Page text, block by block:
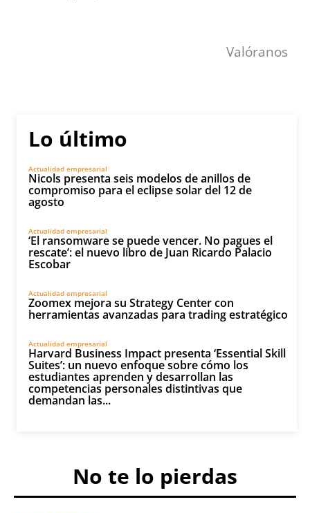
Valóranos
Lo último
Actualidad empresarial
Nicols presenta seis modelos de anillos de
compromiso para el eclipse solar del 12 de
agosto
Actualidad empresarial
‘El ransomware se puede vencer. No pagues el
rescate’: el nuevo libro de Juan Ricardo Palacio
Escobar
Actualidad empresarial
Zoomex mejora su Strategy Center con
herramientas avanzadas para trading estratégico
Actualidad empresarial
Harvard Business Impact presenta ‘Essential Skill
Suites’: un nuevo enfoque sobre cómo los
estudiantes aprenden y desarrollan las
competencias personales distintivas que
demandan las...
No te lo pierdas